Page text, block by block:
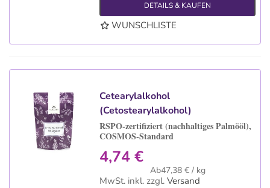
DETAILS & KAUFEN
WUNSCHLISTE
Cetearylalkohol
(Cetostearylalkohol)
RSPO-zertifiziert (nachhaltiges Palmööl),
COSMOS-Standard
4,74 €
Ab47,38 € / kg
MwSt. inkl. zzgl. Versand